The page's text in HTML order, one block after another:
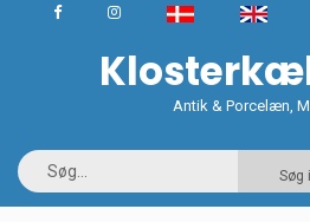
Antik & Porcelæn,
Søg